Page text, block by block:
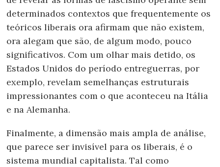
determinados contextos que frequentemente os
teóricos liberais ora afirmam que não existem,
ora alegam que são, de algum modo, pouco
significativos. Com um olhar mais detido, os
Estados Unidos do período entreguerras, por
exemplo, revelam semelhanças estruturais
impressionantes com o que aconteceu na Itália
e na Alemanha.
Finalmente, a dimensão mais ampla de análise,
que parece ser invisível para os liberais, é o
sistema mundial capitalista. Tal como